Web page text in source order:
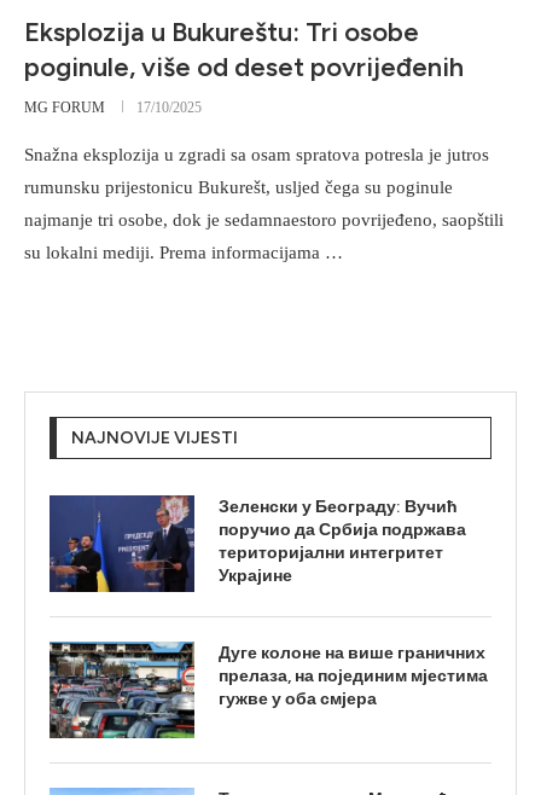
Eksplozija u Bukureštu: Tri osobe
poginule, više od deset povrijeđenih
MG FORUM 17/10/2025
Snažna eksplozija u zgradi sa osam spratova potresla je jutros
rumunsku prijestonicu Bukurešt, usljed čega su poginule
najmanje tri osobe, dok je sedamnaestoro povrijeđeno, saopštili
su lokalni mediji. Prema informacijama …
NAJNOVIJE VIJESTI
Зеленски у Београду: Вучић
поручио да Србија подржава
територијални интегритет
Украјине
Дуге колоне на више граничних
прелаза, на појединим мјестима
гужве у оба смјера